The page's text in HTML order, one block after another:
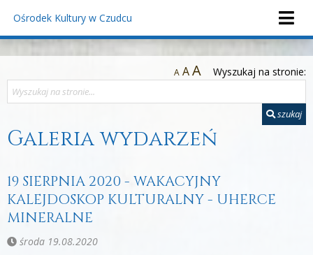
Ośrodek Kultury w Czudcu
A AA Wyszukaj na stronie:
szukaj
Galeria wydarzeń
19 SIERPNIA 2020 - WAKACYJNY
KALEJDOSKOP KULTURALNY - UHERCE
MINERALNE
środa 19.08.2020